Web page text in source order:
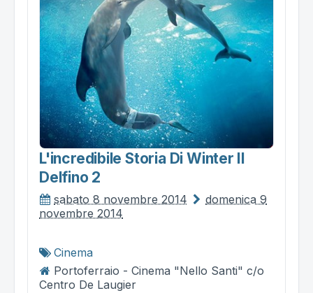
L'incredibile Storia Di Winter Il
Delfino 2
sabato 8 novembre 2014
domenica 9
novembre 2014
Cinema
Portoferraio - Cinema "Nello Santi" c/o
Centro De Laugier